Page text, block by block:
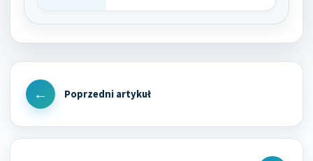
Nawigacja
wpisu
Previous